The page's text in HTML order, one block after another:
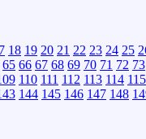
18 19 20 21 22 23 24 25
65 66 67 68 69 70 71 72 73
110 111 112 113 114 115
144 145 146 147 148